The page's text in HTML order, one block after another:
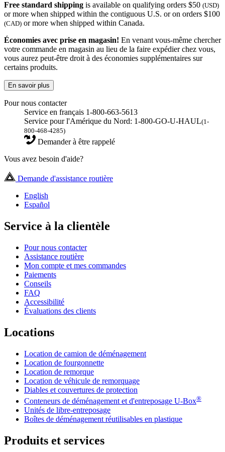
Free standard shipping is available on qualifying orders $50 (USD)
or more when shipped within the contiguous U.S. or on orders $100
(CAD) or more when shipped within Canada.
Économies avec prise en magasin! En venant vous-même chercher
votre commande en magasin au lieu de la faire expédier chez vous,
vous aurez peut-être droit à des économies supplémentaires sur
certains produits.
En savoir plus
Pour nous contacter
Service en français 1-800-663-5613
Service pour l'Amérique du Nord: 1-800-GO-U-HAUL(1-
800-468-4285)
Demander à être rappelé
Vous avez besoin d'aide?
Demande d'assistance routière
English
Español
Service à la clientèle
Pour nous contacter
Assistance routière
Mon compte et mes commandes
Paiements
Conseils
FAQ
Accessibilité
Évaluations des clients
Locations
Location de camion de déménagement
Location de fourgonnette
Location de remorque
Location de véhicule de remorquage
Diables et couvertures de protection
Conteneurs de déménagement et d'entreposage U-Box®
Unités de libre-entreposage
Boîtes de déménagement réutilisables en plastique
Produits et services